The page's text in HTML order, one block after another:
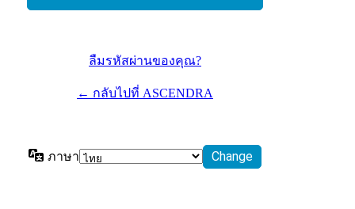
ลืมรหัสผ่านของคุณ?
← กลับไปที่ ASCENDRA
ภาษา